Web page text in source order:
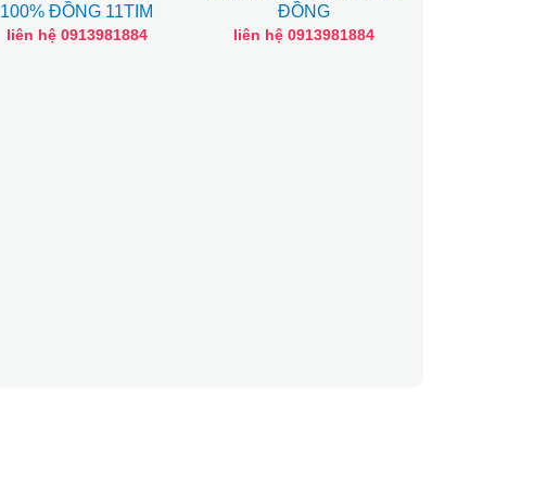
100% ĐỒNG 11TIM
liên hệ 0913981884
ĐỒNG
liên hệ 0913981884